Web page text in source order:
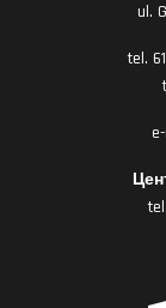
ul.
tel.